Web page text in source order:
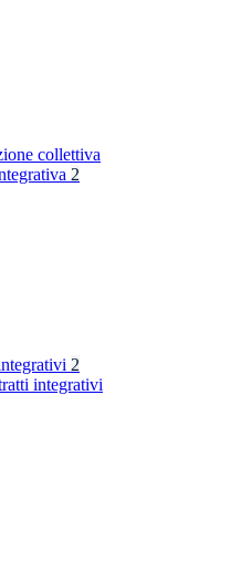
collettiva
2
2
integrativi